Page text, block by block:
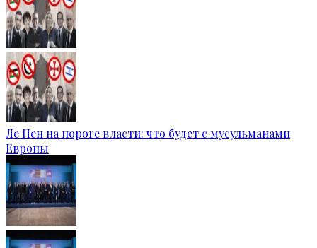
Ле Пен на пороге власти: что будет с мусульманами
Европы